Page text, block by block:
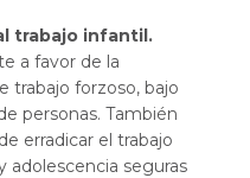
trabajo infantil.
a favor de la
trabajo forzoso, bajo
personas. También
erradicar el trabajo
adolescencia seguras